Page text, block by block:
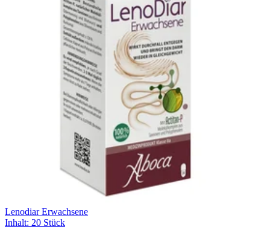
Lenodiar Erwachsene
Inhalt: 20 Stück